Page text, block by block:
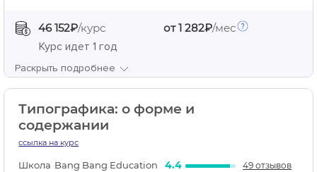
46 152₽/курс от 1 282₽/мес
Курс идет 1 год
Раскрыть подробнее
Типографика: о форме и
содержании
ссылка на курс
Школа Bang Bang Education 4.4 49 отзывов